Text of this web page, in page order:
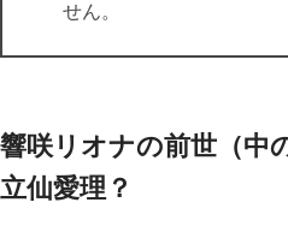
せん。
響咲リオナの前世（中
立仙愛理？